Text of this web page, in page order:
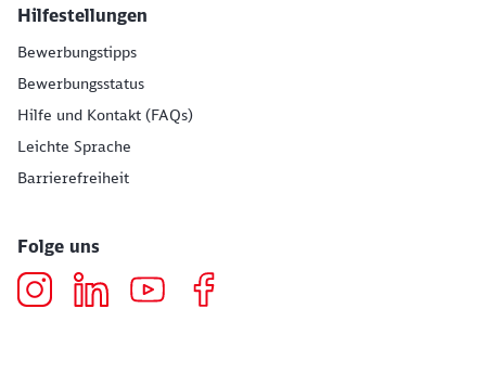
Hilfestellungen
Bewerbungstipps
Bewerbungsstatus
Hilfe und Kontakt (FAQs)
Leichte Sprache
Barrierefreiheit
Folge uns